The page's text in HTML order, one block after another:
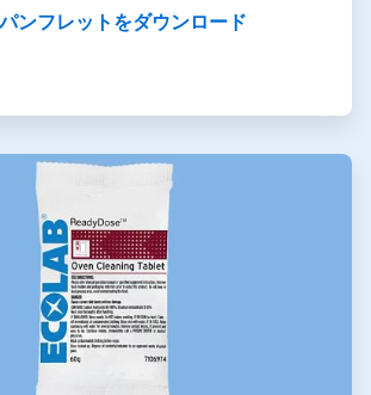
ンフレットをダウンロード